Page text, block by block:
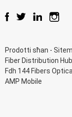
Prodotti sħan -
Fiber Distribution
Fdh 144 Fibers
AMP Mobile